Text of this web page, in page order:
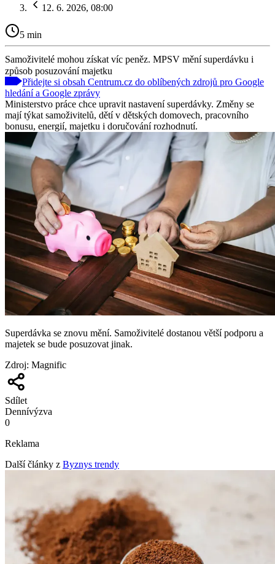
12. 6. 2026, 08:00
5 min
Samoživitelé mohou získat víc peněz. MPSV mění superdávku i
způsob posuzování majetku
Přidejte si obsah Centrum.cz do oblíbených zdrojů pro Google
hledání a Google zprávy
Ministerstvo práce chce upravit nastavení superdávky. Změny se
mají týkat samoživitelů, dětí v dětských domovech, pracovního
bonusu, energií, majetku i doručování rozhodnutí.
Superdávka se znovu mění. Samoživitelé dostanou větší podporu a
majetek se bude posuzovat jinak.
Zdroj: Magnific
Sdílet
Dennívýzva
0
Reklama
Další články z Byznys trendy